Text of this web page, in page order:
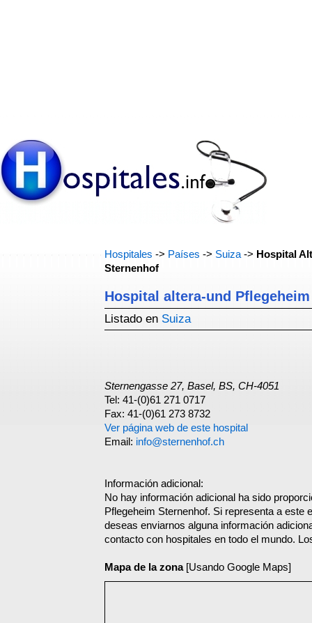
Hospitales -> Países -> Suiza -> Hospital
Sternenhof
Hospital altera-und
Listado en Suiza
Sternengasse 27, Basel, BS, CH-4051
Tel: 41-(0)61 271 0717
Fax: 41-(0)61 273 8732
Ver página web de este hospital
Email: info@sternenhof.ch
Información adicional:
No hay información adicional ha sido
Pflegeheim Sternenhof. Si representa a este
deseas enviarnos alguna información
contacto con hospitales en todo el mundo.
Mapa de la zona[Usando Google Maps]